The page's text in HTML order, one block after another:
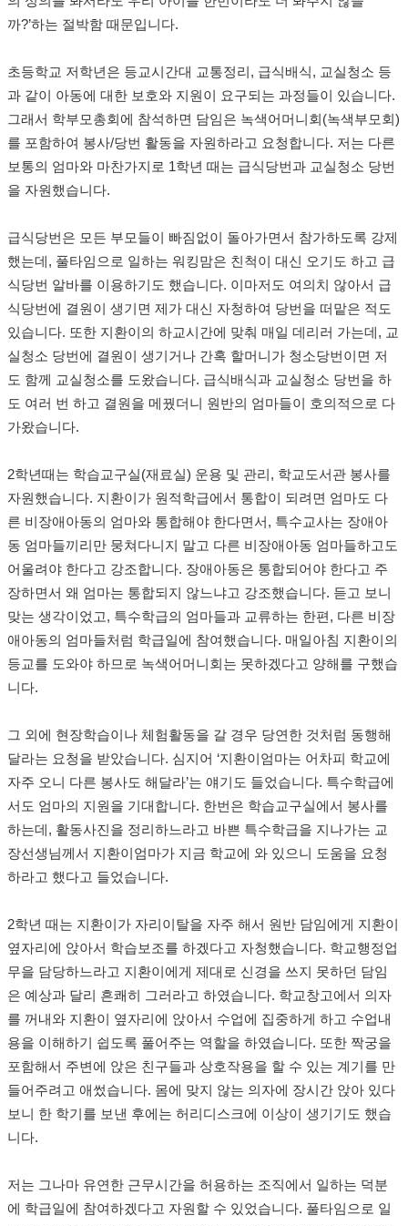
까?’하는 절박함 때문입니다.
초등학교 저학년은 등교시간대 교통정리, 급식배식, 교실청소 등
과 같이 아동에 대한 보호와 지원이 요구되는 과정들이 있습니다.
그래서 학부모총회에 참석하면 담임은 녹색어머니회(녹색부모회)
를 포함하여 봉사/당번 활동을 자원하라고 요청합니다. 저는 다른
보통의 엄마와 마찬가지로 1학년 때는 급식당번과 교실청소 당번
을 자원했습니다.
급식당번은 모든 부모들이 빠짐없이 돌아가면서 참가하도록 강제
했는데, 풀타임으로 일하는 워킹맘은 친척이 대신 오기도 하고 급
식당번 알바를 이용하기도 했습니다. 이마저도 여의치 않아서 급
식당번에 결원이 생기면 제가 대신 자청하여 당번을 떠맡은 적도
있습니다. 또한 지환이의 하교시간에 맞춰 매일 데리러 가는데, 교
실청소 당번에 결원이 생기거나 간혹 할머니가 청소당번이면 저
도 함께 교실청소를 도왔습니다. 급식배식과 교실청소 당번을 하
도 여러 번 하고 결원을 메꿨더니 원반의 엄마들이 호의적으로 다
가왔습니다.
2학년때는 학습교구실(재료실) 운용 및 관리, 학교도서관 봉사를
자원했습니다. 지환이가 원적학급에서 통합이 되려면 엄마도 다
른 비장애아동의 엄마와 통합해야 한다면서, 특수교사는 장애아
동 엄마들끼리만 뭉쳐다니지 말고 다른 비장애아동 엄마들하고도
어울려야 한다고 강조합니다. 장애아동은 통합되어야 한다고 주
장하면서 왜 엄마는 통합되지 않느냐고 강조했습니다. 듣고 보니
맞는 생각이었고, 특수학급의 엄마들과 교류하는 한편, 다른 비장
애아동의 엄마들처럼 학급일에 참여했습니다. 매일아침 지환이의
등교를 도와야 하므로 녹색어머니회는 못하겠다고 양해를 구했습
니다.
그 외에 현장학습이나 체험활동을 갈 경우 당연한 것처럼 동행해
달라는 요청을 받았습니다. 심지어 ‘지환이엄마는 어차피 학교에
자주 오니 다른 봉사도 해달라’는 얘기도 들었습니다. 특수학급에
서도 엄마의 지원을 기대합니다. 한번은 학습교구실에서 봉사를
하는데, 활동사진을 정리하느라고 바쁜 특수학급을 지나가는 교
장선생님께서 지환이엄마가 지금 학교에 와 있으니 도움을 요청
하라고 했다고 들었습니다.
2학년 때는 지환이가 자리이탈을 자주 해서 원반 담임에게 지환이
옆자리에 앉아서 학습보조를 하겠다고 자청했습니다. 학교행정업
무을 담당하느라고 지환이에게 제대로 신경을 쓰지 못하던 담임
은 예상과 달리 흔쾌히 그러라고 하였습니다. 학교창고에서 의자
를 꺼내와 지환이 옆자리에 앉아서 수업에 집중하게 하고 수업내
용을 이해하기 쉽도록 풀어주는 역할을 하였습니다. 또한 짝궁을
포함해서 주변에 앉은 친구들과 상호작용을 할 수 있는 계기를 만
들어주려고 애썼습니다. 몸에 맞지 않는 의자에 장시간 앉아 있다
보니 한 학기를 보낸 후에는 허리디스크에 이상이 생기기도 했습
니다.
저는 그나마 유연한 근무시간을 허용하는 조직에서 일하는 덕분
에 학급일에 참여하겠다고 자원할 수 있었습니다. 풀타임으로 일